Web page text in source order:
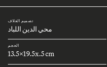
تصميم الغلاف
محي الدين اللباد
الحجم
13.5x19.5x.5 cm